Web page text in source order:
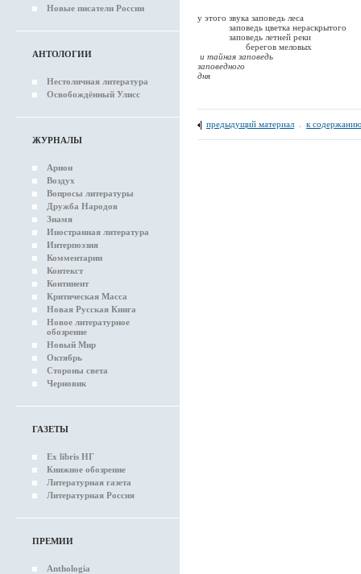
Новые писатели России
АНТОЛОГИИ
Нестоличная литература
Освобождённый Улисс
ЖУРНАЛЫ
Арион
Воздух
Вопросы литературы
Дружба Народов
Знамя
Иностранная литература
Интерпоэзия
Комментарии
Контекст
Континент
Критическая Масса
Новая Русская Книга
Новое литературное
обозрение
Новый Мир
Октябрь
Стороны света
Черновик
ГАЗЕТЫ
Ex libris НГ
Книжное обозрение
Литературная газета
Литературная Россия
ПРЕМИИ
Anthologia
у этого звука заповедь леса
заповедь цветка нераскрытого
заповедь летней реки
берегов меловых
и тайная заповедь
заповедного
дня
предыдущий материал к